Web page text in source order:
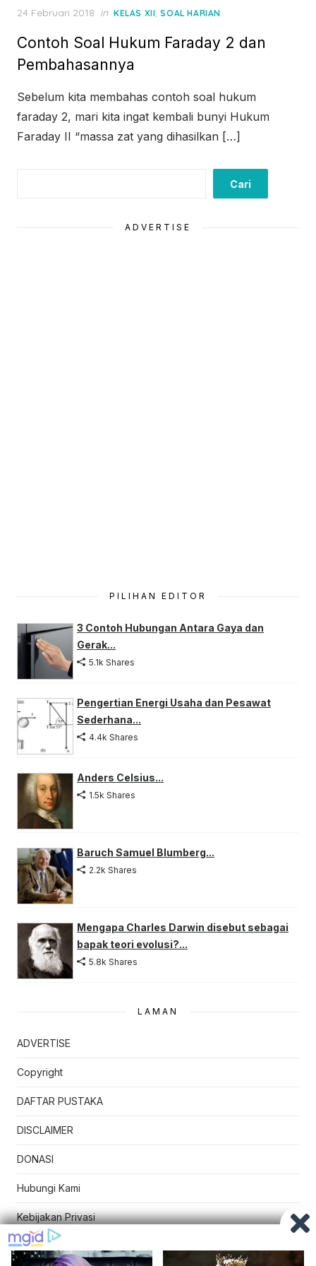
Posted
24 Februari 2018 in KELAS XII,SOAL HARIAN
Contoh Soal Hukum Faraday 2 dan
Pembahasannya
Sebelum kita membahas contoh soal hukum
faraday 2, mari kita ingat kembali bunyi Hukum
Faraday II “massa zat yang dihasilkan […]
Cari
ADVERTISE
PILIHAN EDITOR
3 Contoh Hubungan Antara Gaya dan
Gerak...
5.1k Shares
Pengertian Energi Usaha dan Pesawat
Sederhana...
4.4k Shares
Anders Celsius...
1.5k Shares
Baruch Samuel Blumberg...
2.2k Shares
Mengapa Charles Darwin disebut sebagai
bapak teori evolusi?...
5.8k Shares
LAMAN
ADVERTISE
Copyright
DAFTAR PUSTAKA
DISCLAIMER
DONASI
Hubungi Kami
Kebijakan Privasi